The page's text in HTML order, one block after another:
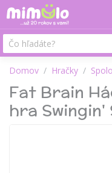
Domov Hračky
Fat Brain
hra Swingin'